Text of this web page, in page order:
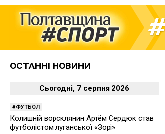
ОСТАННІ НОВИНИ
Сьогодні, 7 серпня 2026
ФУТБОЛ
Колишній ворсклянин Артём Сердюк став
футболістом луганської «Зорі»